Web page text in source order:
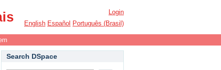
a viagem de Rui a
Login
English Español Português (Brasil)
Search DSpace